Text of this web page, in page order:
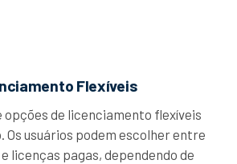
Flexíveis
opções de licenciamento flexíveis
Os usuários podem escolher entre
licenças pagas, dependendo de